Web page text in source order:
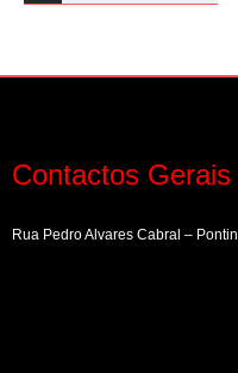
artigos
Contactos Gerais
Rua Pedro Alvares Cabral –